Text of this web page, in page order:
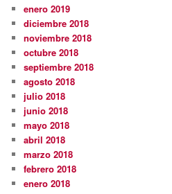
enero 2019
diciembre 2018
noviembre 2018
octubre 2018
septiembre 2018
agosto 2018
julio 2018
junio 2018
mayo 2018
abril 2018
marzo 2018
febrero 2018
enero 2018